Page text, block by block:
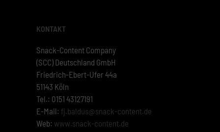
KONTAKT
Snack-Content Company
(SCC) Deutschland GmbH
Friedrich-Ebert-Ufer 44a
51143 Köln
Tel.: 0151 43127191
E-Mail: fj.baldus@snack-content.de
Web: www.snack-content.de